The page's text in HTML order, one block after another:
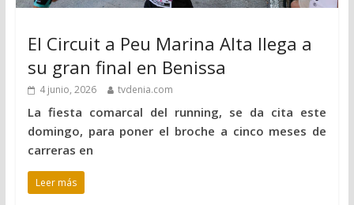
El Circuit a Peu Marina Alta llega a
su gran final en Benissa
4 junio, 2026 tvdenia.com
La fiesta comarcal del running, se da cita este
domingo, para poner el broche a cinco meses de
carreras en
Leer más